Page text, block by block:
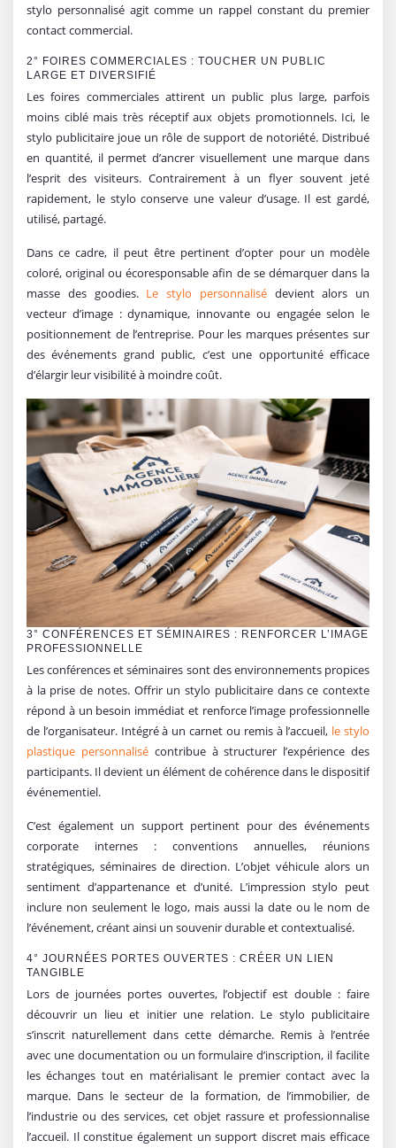
stylo personnalisé agit comme un rappel constant du premier
contact commercial.
2° FOIRES COMMERCIALES : TOUCHER UN PUBLIC
LARGE ET DIVERSIFIÉ
Les foires commerciales attirent un public plus large, parfois
moins ciblé mais très réceptif aux objets promotionnels. Ici, le
stylo publicitaire joue un rôle de support de notoriété. Distribué
en quantité, il permet d’ancrer visuellement une marque dans
l’esprit des visiteurs. Contrairement à un flyer souvent jeté
rapidement, le stylo conserve une valeur d’usage. Il est gardé,
utilisé, partagé.
Dans ce cadre, il peut être pertinent d’opter pour un modèle
coloré, original ou écoresponsable afin de se démarquer dans la
masse des goodies. Le stylo personnalisédevient alors un
vecteur d’image : dynamique, innovante ou engagée selon le
positionnement de l’entreprise. Pour les marques présentes sur
des événements grand public, c’est une opportunité efficace
d’élargir leur visibilité à moindre coût.
3° CONFÉRENCES ET SÉMINAIRES : RENFORCER L’IMAGE
PROFESSIONNELLE
Les conférences et séminaires sont des environnements propices
à la prise de notes. Offrir un stylo publicitaire dans ce contexte
répond à un besoin immédiat et renforce l’image professionnelle
de l’organisateur. Intégré à un carnet ou remis à l’accueil, le stylo
plastique personnalisécontribue à structurer l’expérience des
participants. Il devient un élément de cohérence dans le dispositif
événementiel.
C’est également un support pertinent pour des événements
corporate internes : conventions annuelles, réunions
stratégiques, séminaires de direction. L’objet véhicule alors un
sentiment d’appartenance et d’unité. L’impression stylo peut
inclure non seulement le logo, mais aussi la date ou le nom de
l’événement, créant ainsi un souvenir durable et contextualisé.
4° JOURNÉES PORTES OUVERTES : CRÉER UN LIEN
TANGIBLE
Lors de journées portes ouvertes, l’objectif est double : faire
découvrir un lieu et initier une relation. Le stylo publicitaire
s’inscrit naturellement dans cette démarche. Remis à l’entrée
avec une documentation ou un formulaire d’inscription, il facilite
les échanges tout en matérialisant le premier contact avec la
marque. Dans le secteur de la formation, de l’immobilier, de
l’industrie ou des services, cet objet rassure et professionnalise
l’accueil. Il constitue également un support discret mais efficace